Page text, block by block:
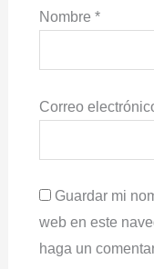
Nombre *
Correo
Guardar mi
web en este
haga un